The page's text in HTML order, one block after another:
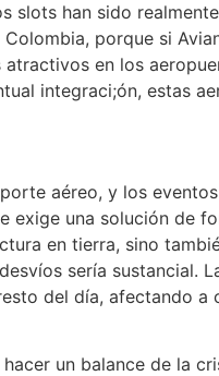
slots han sido
porque si
en los
integraci;ón, estas
aéreo, y los
una solución de
en tierra, sino
sería sustancial.
del día, afectando
un balance de la